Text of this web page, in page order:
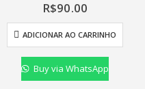
de 5
R$90.00
ADICIONAR AO CARRINHO
Buy via WhatsApp